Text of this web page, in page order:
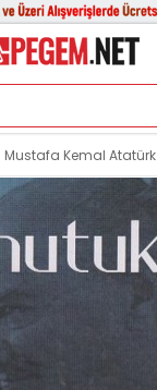
Mustafa Kemal Atatürk